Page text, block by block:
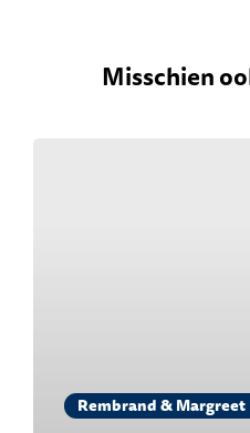
Misschien
Rembrand &